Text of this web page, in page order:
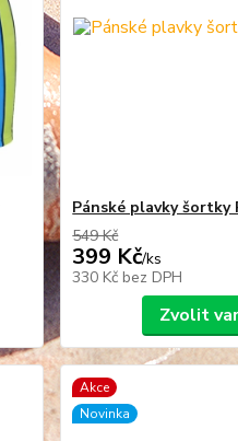
Pánské plavky šortky
549 Kč
399 Kč/ks
330 Kč bez DPH
Zvolit
Akce
Novinka